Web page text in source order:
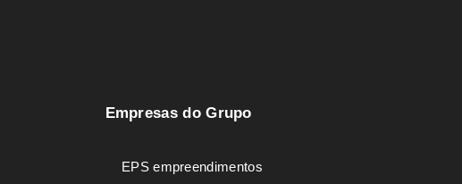
Empresas do Grupo
EPS empreendimentos